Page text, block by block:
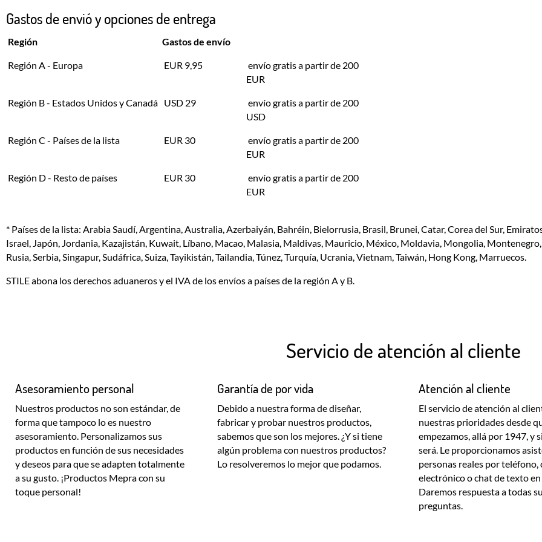
Gastos de envió y opciones de entrega
Región Gastos de envío
Región A - Europa EUR 9,95
envío gratis a partir de 200
EUR
Región B - Estados Unidos y Canadá USD 29
envío gratis a partir de 200
USD
Región C - Países de la lista EUR 30
envío gratis a partir de 200
EUR
Región D - Resto de países EUR 30
envío gratis a partir de 200
EUR
* Países de la lista: Arabia Saudí, Argentina, Australia, Azerbaiyán, Bahréin, Bielorrusia, Brasil, Brunei, Catar, Corea del Sur,
Israel, Japón, Jordania, Kazajistán, Kuwait, Líbano, Macao, Malasia, Maldivas, Mauricio, México, Moldavia, Mongolia,
Rusia, Serbia, Singapur, Sudáfrica, Suiza, Tayikistán, Tailandia, Túnez, Turquía, Ucrania, Vietnam, Taiwán, Hong Kong, Marruecos.
STILE abona los derechos aduaneros y el IVA de los envíos a países de la región A y B.
Servicio de atención al cliente
Asesoramiento personal
Nuestros productos no son estándar, de
forma que tampoco lo es nuestro
asesoramiento. Personalizamos sus
productos en función de sus necesidades
y deseos para que se adapten totalmente
a su gusto. ¡Productos Mepra con su
toque personal!
Garantía de por vida
Debido a nuestra forma de diseñar,
fabricar y probar nuestros productos,
sabemos que son los mejores. ¿Y si tiene
algún problema con nuestros productos?
Lo resolveremos lo mejor que podamos.
Atención al cliente
El servicio de atención al
nuestras prioridades desde
empezamos, allá por 1947, y
será. Le proporcionamos
personas reales por teléfono,
electrónico o chat de texto
Daremos respuesta a todas
preguntas.